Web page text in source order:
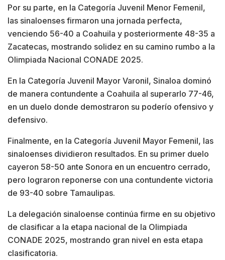
Por su parte, en la Categoría Juvenil Menor Femenil,
las sinaloenses firmaron una jornada perfecta,
venciendo 56-40 a Coahuila y posteriormente 48-35 a
Zacatecas, mostrando solidez en su camino rumbo a la
Olimpiada Nacional CONADE 2025.
En la Categoría Juvenil Mayor Varonil, Sinaloa dominó
de manera contundente a Coahuila al superarlo 77-46,
en un duelo donde demostraron su poderío ofensivo y
defensivo.
Finalmente, en la Categoría Juvenil Mayor Femenil, las
sinaloenses dividieron resultados. En su primer duelo
cayeron 58-50 ante Sonora en un encuentro cerrado,
pero lograron reponerse con una contundente victoria
de 93-40 sobre Tamaulipas.
La delegación sinaloense continúa firme en su objetivo
de clasificar a la etapa nacional de la Olimpiada
CONADE 2025, mostrando gran nivel en esta etapa
clasificatoria.